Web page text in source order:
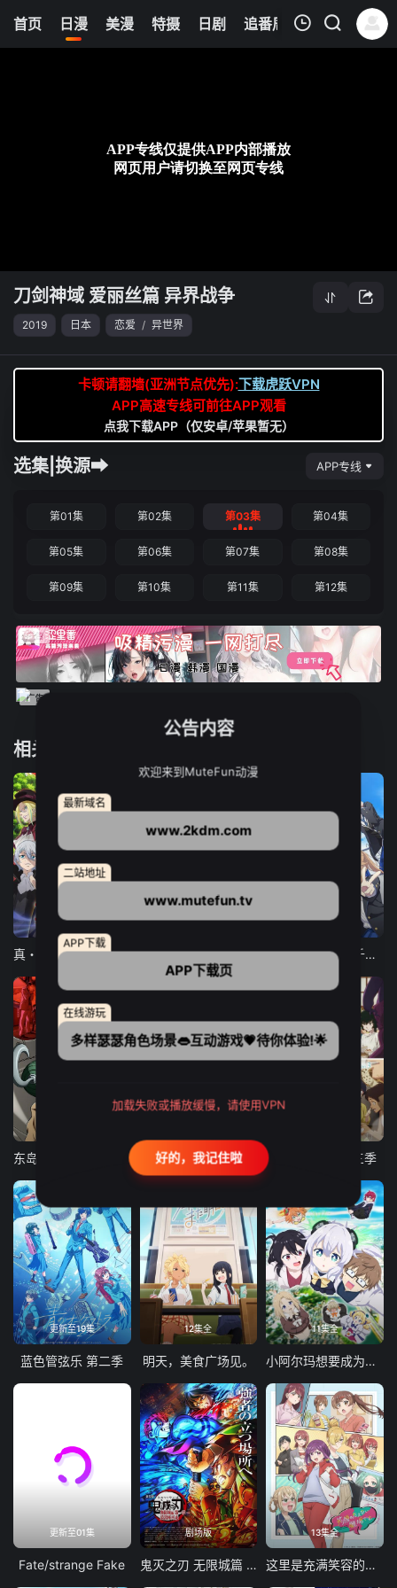
首页 日漫 美漫 特摄 日剧 追番周表 今日更新
21
清空
刀剑神域 爱丽丝篇 异界战争
2019 日本 恋爱 / 异世界
卡顿请翻墙(亚洲节点优先):下载虎跃VPN
APP高速专线可前往APP观看
点我下载APP（仅安卓/苹果暂无）
选集|换源➡ APP专线
第01集 第02集 第03集 第04集
第05集 第06集 第07集 第08集
第09集 第10集 第11集 第12集
相关推荐
12集全
真・进化果 实不知不觉踏上胜利的人生
12集全
东京猫猫 NEW～♡
13集全
弹珠汽水瓶里的千岁同学
古诺希亚 致不灭的你 第三季
更新至19集
蓝色管弦乐 第二季
12集全
明天，美食广场见。
11集全
小阿尔玛想要成为家人
更新至01集
Fate/strange Fake
剧场版
鬼灭之刃 无限城篇 第一章 猗窝座再袭
13集全
这里是充满笑容的职场。
公告内容
欢迎来到MuteFun动漫
最新域名
www.2kdm.com
二站地址
www.mutefun.tv
APP下载
APP下载页
在线游玩
多样瑟瑟角色场景👄互动游戏💗待你体验!🌟
加载失败或播放缓慢，请使用VPN
好的，我记住啦